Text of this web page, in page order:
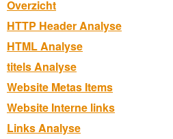
Overzicht
HTTP Header Analyse
HTML Analyse
titels Analyse
Website Metas Items
Website Interne links
Links Analyse